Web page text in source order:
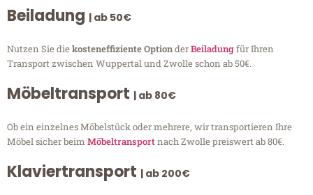
Beiladung | ab 50€
Nutzen Sie diekosteneffiziente OptionderBeiladungfür Ihren
Transport zwischen Wuppertal und Zwolle schon ab 50€.
Möbeltransport | ab 80€
Ob ein einzelnes Möbelstück oder mehrere, wir transportieren Ihre
Möbel sicher beim Möbeltransportnach Zwolle preiswert ab 80€.
Klaviertransport | ab 200€